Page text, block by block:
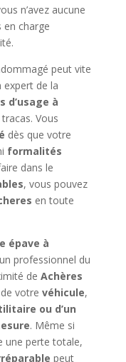
n’avez aucune
charge
peut vite
expert de la
d’usage à
tracas. Vous
dès que votre
formalités
dans le
, vous pouvez
en toute
épave à
professionnel du
de Achères
de votre véhicule,
ou d’un
. Même si
une perte totale,
peut